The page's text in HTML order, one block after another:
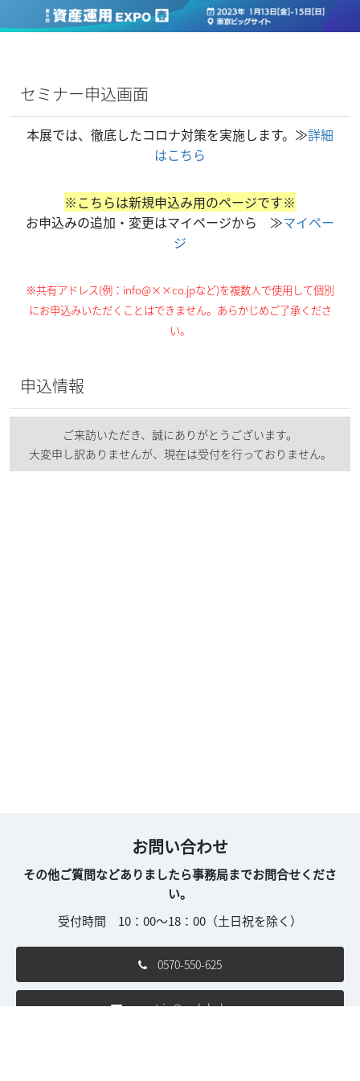
セミナー申込画面
本展では、徹底したコロナ対策を実施します。≫詳細
はこちら
※こちらは新規申込み用のページです※
お申込みの追加・変更はマイページから ≫マイペー
ジ
※共有アドレス(例：info@××co.jpなど)を複数人で使用して個別
にお申込みいただくことはできません。あらかじめご了承くださ
い。
申込情報
ご来訪いただき、誠にありがとうございます。
大変申し訳ありませんが、現在は受付を行っておりません。
お問い合わせ
その他ご質問などありましたら事務局までお問合せくださ
い。
受付時間 10：00～18：00（土日祝を除く）
0570-550-625
asset.jp@rxglobal.com